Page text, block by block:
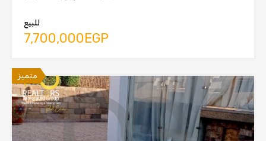
للبيع
7,700,000EGP
متميز